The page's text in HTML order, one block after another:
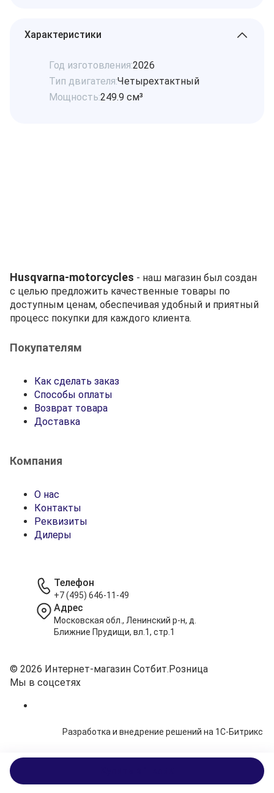
Характеристики
Год изготовления:2026
Тип двигателя:Четырехтактный
Мощность:249.9 см³
Husqvarna-motorcycles - наш магазин был создан
с целью предложить качественные товары по
доступным ценам, обеспечивая удобный и приятный
процесс покупки для каждого клиента.
Покупателям
Как сделать заказ
Способы оплаты
Возврат товара
Доставка
Компания
О нас
Контакты
Реквизиты
Дилеры
Телефон
+7 (495) 646-11-49
Адрес
Московская обл., Ленинский р-н, д.
Ближние Прудищи, вл.1, стр.1
© 2026 Интернет-магазин Сотбит.Розница
Мы в соцсетях
Разработка и внедрение решений на 1С-Битрикс